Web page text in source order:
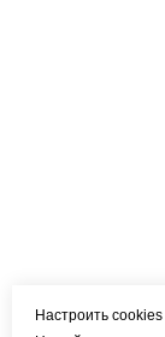
Настроить cookies